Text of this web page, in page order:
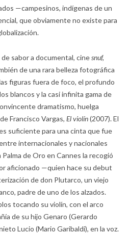
—campesinos, indígenas de un
que obviamente no existe para
sabor a documental, cinesnuf,
de una rara belleza fotográfica
figuras fuera de foco, el profundo
blancos y la casi infinita gama de
dramatismo, huelga
Francisco Vargas, El violín(2007). El
suficiente para una cinta que fue
internacionales y nacionales
de Oro en Cannes la recogió
aficionado —quien hace su debut
de don Plutarco, un viejo
padre de uno de los alzados.
tocando su violín, con el arco
de su hijo Genaro (Gerardo
Lucio (Mario Garibaldi), en la voz.